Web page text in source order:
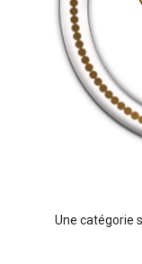
Une catégorie